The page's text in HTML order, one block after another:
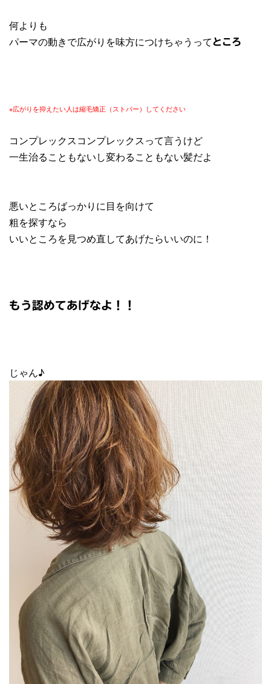
何よりも
パーマの動きで広がりを味方につけちゃうってところ
※広がりを抑えたい人は縮毛矯正（ストパー）してください
コンプレックスコンプレックスって言うけど
一生治ることもないし変わることもない髪だよ
悪いところばっかりに目を向けて
粗を探すなら
いいところを見つめ直してあげたらいいのに！
もう認めてあげなよ！！
じゃん♪